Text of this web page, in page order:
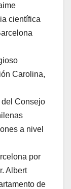
científica
Carolina,
del Consejo
a nivel
por
Albert
de